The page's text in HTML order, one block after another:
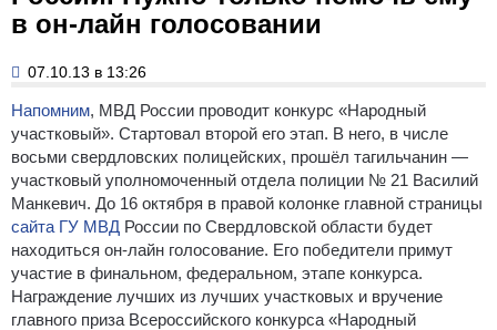
в он-лайн голосовании
07.10.13 в 13:26
Напомним, МВД России проводит конкурс «Народный
участковый». Стартовал второй его этап. В него, в числе
восьми свердловских полицейских, прошёл тагильчанин —
участковый уполномоченный отдела полиции № 21 Василий
Манкевич. До 16 октября в правой колонке главной страницы
сайта ГУ МВД России по Свердловской области будет
находиться он-лайн голосование. Его победители примут
участие в финальном, федеральном, этапе конкурса.
Награждение лучших из лучших участковых и вручение
главного приза Всероссийского конкурса «Народный